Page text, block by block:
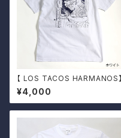
【 LOS TACOS HARMANOS】
¥4,000